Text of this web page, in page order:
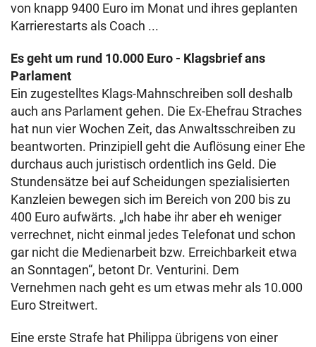
von knapp 9400 Euro im Monat und ihres geplanten
Karrierestarts als Coach ...
Es geht um rund 10.000 Euro - Klagsbrief ans
Parlament
Ein zugestelltes Klags-Mahnschreiben soll deshalb
auch ans Parlament gehen. Die Ex-Ehefrau Straches
hat nun vier Wochen Zeit, das Anwaltsschreiben zu
beantworten. Prinzipiell geht die Auflösung einer Ehe
durchaus auch juristisch ordentlich ins Geld. Die
Stundensätze bei auf Scheidungen spezialisierten
Kanzleien bewegen sich im Bereich von 200 bis zu
400 Euro aufwärts. „Ich habe ihr aber eh weniger
verrechnet, nicht einmal jedes Telefonat und schon
gar nicht die Medienarbeit bzw. Erreichbarkeit etwa
an Sonntagen“, betont Dr. Venturini. Dem
Vernehmen nach geht es um etwas mehr als 10.000
Euro Streitwert.
Eine erste Strafe hat Philippa übrigens von einer